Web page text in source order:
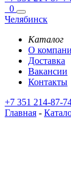
0
Челябинск
Каталог
О
Доставка
Вакансии
Контакты
+7 351 214-87-
Главная -